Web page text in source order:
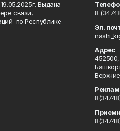
Выдана
связи,
по Республике
8
Эл.
Адрес